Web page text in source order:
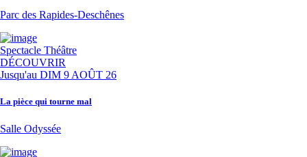
Parc des Rapides-Deschênes
Spectacle Théâtre
DÉCOUVRIR
Jusqu'au DIM 9 AOÛT 26
La pièce qui tourne mal
Salle Odyssée